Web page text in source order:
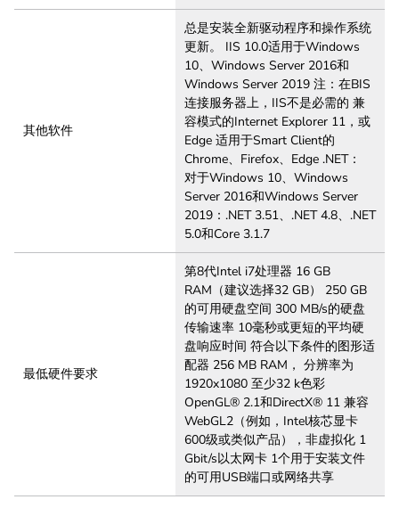
其他软件
总是安装全新驱动程序和操作系统
更新。 IIS 10.0适用于Windows
10、Windows Server 2016和
Windows Server 2019 注：在BIS
连接服务器上，IIS不是必需的 兼
容模式的Internet Explorer 11，或
Edge 适用于Smart Client的
Chrome、Firefox、Edge .NET：
对于Windows 10、Windows
Server 2016和Windows Server
2019：.NET 3.51、.NET 4.8、.NET
5.0和Core 3.1.7
最低硬件要求
第8代Intel i7处理器 16 GB
RAM（建议选择32 GB） 250 GB
的可用硬盘空间 300 MB/s的硬盘
传输速率 10毫秒或更短的平均硬
盘响应时间 符合以下条件的图形适
配器 256 MB RAM， 分辨率为
1920x1080 至少32 k色彩
OpenGL® 2.1和DirectX® 11 兼容
WebGL2（例如，Intel核芯显卡
600级或类似产品），非虚拟化 1
Gbit/s以太网卡 1个用于安装文件
的可用USB端口或网络共享